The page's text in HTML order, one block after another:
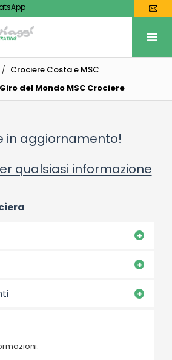
Crociere Costa e MSC
del Mondo MSC Crociere
in aggiornamento!
qualsiasi informazione